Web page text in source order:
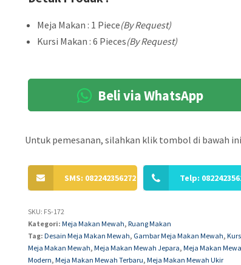
Meja Makan : 1 Piece(By Request)
Kursi Makan : 6 Pieces(By Request)
Beli via WhatsApp
Untuk pemesanan, silahkan klik tombol di bawah
SMS: 082242356272 Telp:
SKU: FS-172
Kategori:Meja Makan Mewah,Ruang Makan
Tag:Desain Meja Makan Mewah, Gambar Meja Makan Mewah,
Meja Makan Mewah,Meja Makan Mewah Jepara,Meja Makan
Modern,Meja Makan Mewah Terbaru,Meja Makan Mewah Ukir